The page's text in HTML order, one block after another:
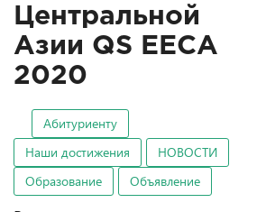
Центральной
Азии QS EECA
2020
Абитуриенту
Наши достижения
НОВОСТИ
Образование
Объявление